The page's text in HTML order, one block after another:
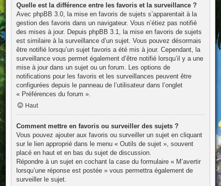
Quelle est la différence entre les favoris et la surveillance ?
Avec phpBB 3.0, la mise en favoris de sujets s’apparentait à la
gestion des favoris dans un navigateur. Vous n’étiez pas notifié
des mises à jour. Depuis phpBB 3.1, la mise en favoris de sujets
est similaire à la surveillance d’un sujet. Vous pouvez désormais
être notifié lorsqu’un sujet favoris a été mis à jour. Cependant, la
surveillance vous permet également d’être notifié lorsqu’il y a une
mise à jour dans un sujet ou un forum. Les options de
notifications pour les favoris et les surveillances peuvent être
configurées depuis le panneau de l’utilisateur dans l’onglet
« Préférences du forum ».
Haut
Comment mettre en favoris ou surveiller des sujets ?
Vous pouvez ajouter aux favoris ou surveiller un sujet en cliquant
sur le lien approprié dans le menu « Outils de sujet », souvent
placé en haut et en bas du sujet de discussion.
Répondre à un sujet en cochant la case du formulaire « M’avertir
lorsqu’une réponse est postée » vous permettra également de
surveiller le sujet.